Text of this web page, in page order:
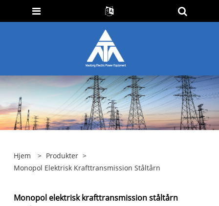
Hjem > Produkter >
Monopol Elektrisk Krafttransmission Ståltårn
Monopol elektrisk krafttransmission ståltårn